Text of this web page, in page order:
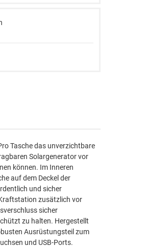
Tasche das unverzichtbare
Solargenerator vor
können. Im Inneren
auf dem Deckel der
und sicher
zusätzlich vor
sicher
zu halten. Hergestellt
Ausrüstungsteil zum
und USB-Ports.